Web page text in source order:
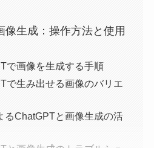
像生成：操作方法と使用
で画像を生成する手順
で生み出せる画像のバリエ
るChatGPTと画像生成の活